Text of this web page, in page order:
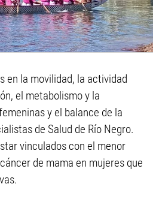
en la movilidad, la actividad
el metabolismo y la
y el balance de la
de Salud de Río Negro.
vinculados con el menor
de mama en mujeres que